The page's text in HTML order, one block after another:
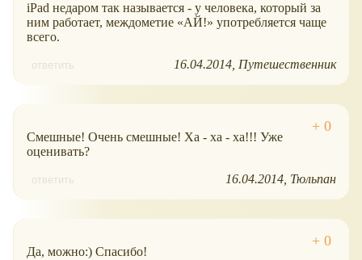
iPad недаром так называется - у человека, который за
ним работает, междометие
АЙ!
употребляется чаще
всего.
ответить 16.04.2014 Путешественник
Смешные! Очень смешные! Ха - ха - ха!!! Уже
оценивать?
ответить 16.04.2014 Тюльпан
Да, можно:) Спасибо!